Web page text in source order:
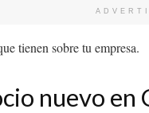
tienen sobre tu empresa.
nuevo en